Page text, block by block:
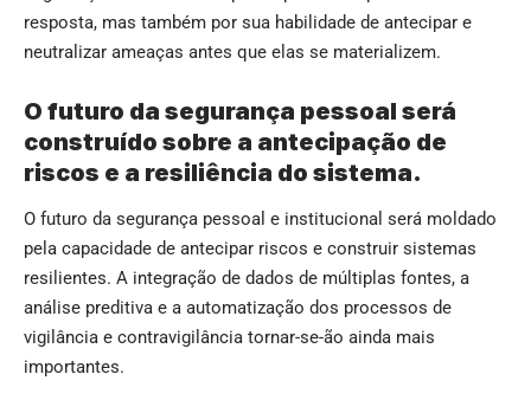
resposta, mas também por sua habilidade de antecipar e
neutralizar ameaças antes que elas se materializem.
O futuro da segurança pessoal será
construído sobre a antecipação de
riscos e a resiliência do sistema.
O futuro da segurança pessoal e institucional será moldado
pela capacidade de antecipar riscos e construir sistemas
resilientes. A integração de dados de múltiplas fontes, a
análise preditiva e a automatização dos processos de
vigilância e contravigilância tornar-se-ão ainda mais
importantes.